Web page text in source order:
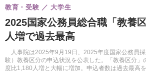
共通テスト 夏休み
8月開催イベント・WS 全国公立高校 過去問 人
自由研究教材（小学生向け）
2025国家公務員総合職「教養
人増で過去最高
人事院は2025年9月19日、2025年度国家公務員
験）教養区分の申込状況を公表した。「教養区分
度比1,180人増と大幅に増加。申込者数は過去最高
教育・受験 大学生